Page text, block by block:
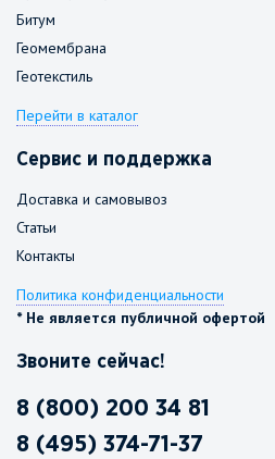
Битум
Геомембрана
Геотекстиль
Перейти в каталог
Сервис и поддержка
Доставка и самовывоз
Статьи
Контакты
Политика конфиденциальности
* Не является публичной офертой
Звоните сейчас!
8 (800) 200 34 81
8 (495) 374-71-37